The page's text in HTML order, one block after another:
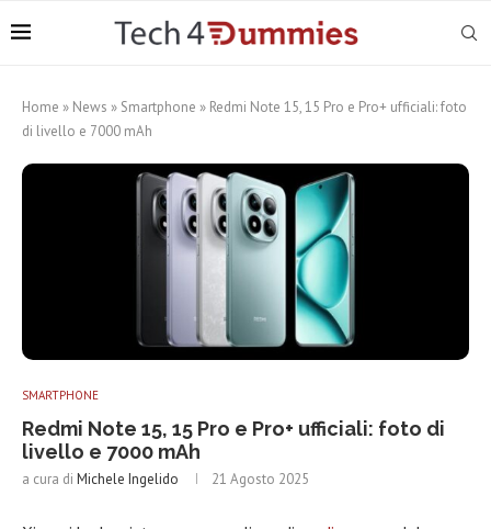
Home » News » Smartphone » Redmi Note 15, 15 Pro e Pro+ ufficiali: foto
di livello e 7000 mAh
SMARTPHONE
Redmi Note 15, 15 Pro e Pro+ ufficiali: foto di
livello e 7000 mAh
a cura di Michele Ingelido 21 Agosto 2025